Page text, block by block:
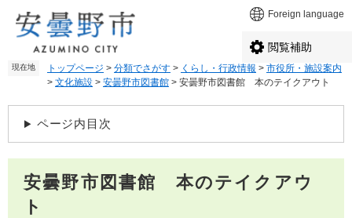
で
。
ば
て
本
Foreign language
閲覧補助
現在地 トップページ > 分類でさがす > くらし・行政情報 > 市役所・施設案内
> 文化施設 > 安曇野市図書館 > 安曇野市図書館 本のテイクアウト
ページ内目次
安曇野市図書館 本のテイクアウ
ト